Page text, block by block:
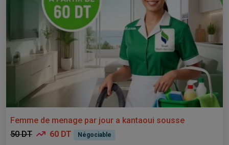
Femme de menage par jour a kantaoui sousse
50 DT
60 DT Négociable